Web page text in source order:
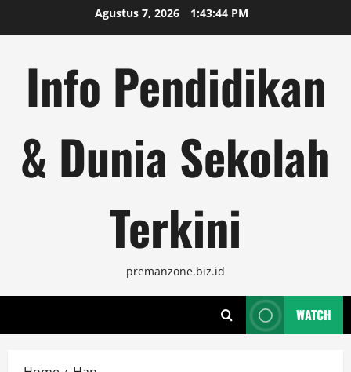
to
Agustus 7, 2026 1:43:44 PM
Info Pendidikan
& Dunia Sekolah
Terkini
premanzone.biz.id
WATCH